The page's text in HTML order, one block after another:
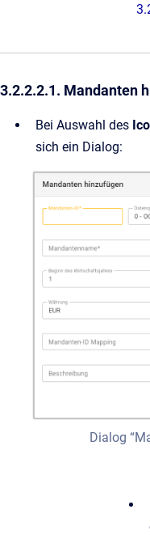
3.2.2.2.1. Mandanten
Bei Auswahl des
sich ein Dialog:
Dialog